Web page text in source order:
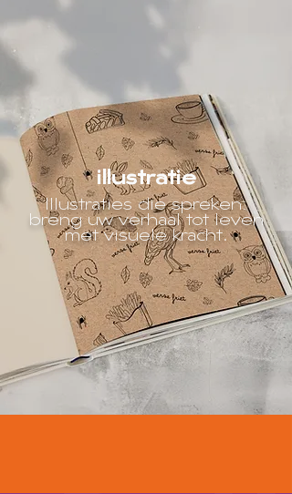
illustratie
Illustraties die spreken:
breng uw verhaal tot leven
met visuele kracht.